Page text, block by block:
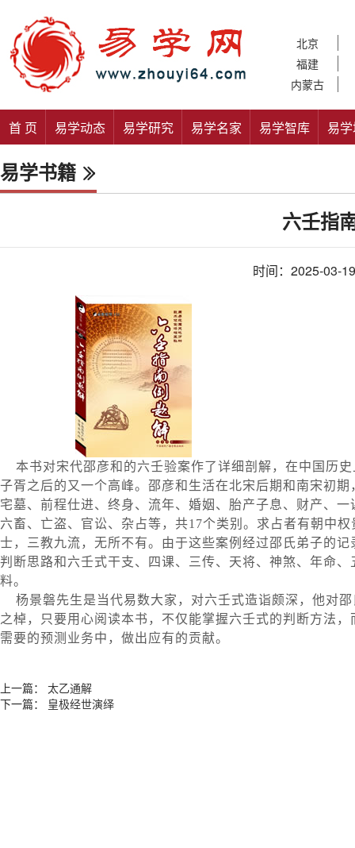
北京
福建
内蒙古
首 页 易学动态 易学研究 易学名家 易学智库 易
易学书籍
六壬指
时间：2025-03-19
本书对宋代邵彦和的六壬验案作了详细剖解，在中国历
子胥之后的又一个高峰。邵彦和生活在北宋后期和南宋初
宅墓、前程仕进、终身、流年、婚姻、胎产子息、财产、
六畜、亡盗、官讼、杂占等，共17个类别。求占者有朝中
士，三教九流，无所不有。由于这些案例经过邵氏弟子的
判断思路和六壬式干支、四课、三传、天将、神煞、年命
料。
杨景磐先生是当代易数大家，对六壬式造诣颇深，他对
之棹，只要用心阅读本书，不仅能掌握六壬式的判断方法
需要的预测业务中，做出应有的贡献。
上一篇： 太乙通解
下一篇： 皇极经世演绎